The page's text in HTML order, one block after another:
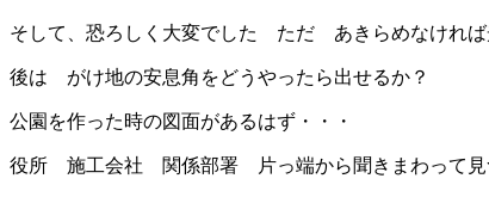
そして、恐ろしく大変でした ただ あきらめなければ
後は がけ地の安息角をどうやったら出せるか？
公園を作った時の図面があるはず・・・
役所 施工会社 関係部署 片っ端から聞きまわって見